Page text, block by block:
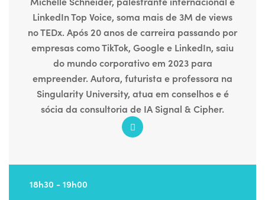
LinkedIn Top Voice, soma mais de 3M de views
no TEDx. Após 20 anos de carreira passando por
empresas como TikTok, Google e LinkedIn, saiu
do mundo corporativo em 2023 para
empreender. Autora, futurista e professora na
Singularity University, atua em conselhos e é
sócia da consultoria de IA Signal & Cipher.
18h30 - 19h00